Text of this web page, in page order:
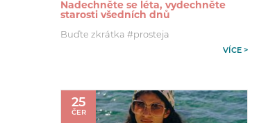
Nadechněte se léta, vydechněte
starosti všedních dnů
Buďte zkrátka #prosteja
VÍCE >
25
ČER